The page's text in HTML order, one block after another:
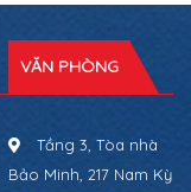
VĂN PHÒNG
Tầng 3, Tòa nhà
Bảo Minh, 217 Nam Kỳ